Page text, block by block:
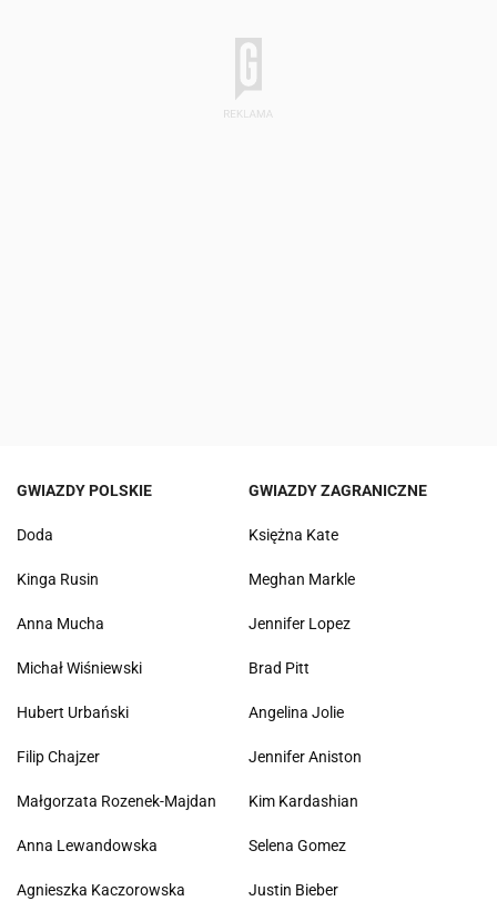
GWIAZDY POLSKIE
Doda
Kinga Rusin
Anna Mucha
Michał Wiśniewski
Hubert Urbański
Filip Chajzer
Małgorzata Rozenek-Majdan
Anna Lewandowska
Agnieszka Kaczorowska
GWIAZDY ZAGRANICZNE
Księżna Kate
Meghan Markle
Jennifer Lopez
Brad Pitt
Angelina Jolie
Jennifer Aniston
Kim Kardashian
Selena Gomez
Justin Bieber